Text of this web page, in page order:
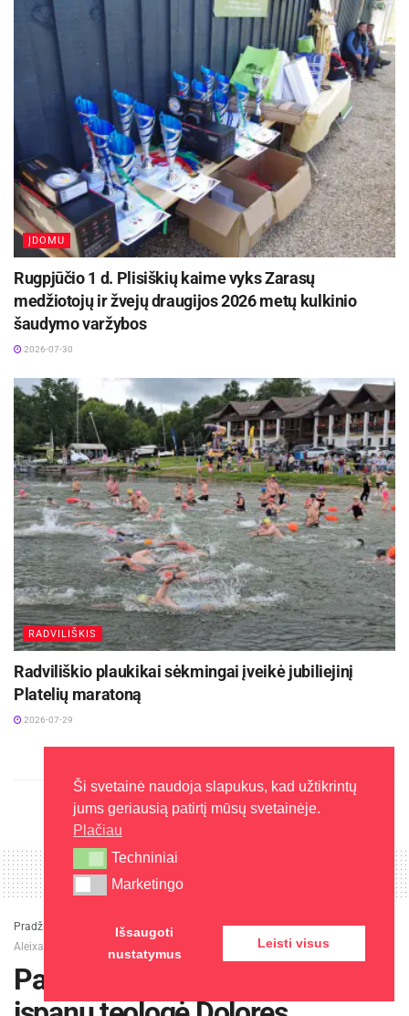
ĮDOMU
Rugpjūčio 1 d. Plisiškių kaime vyks Zarasų
medžiotojų ir žvejų draugijos 2026 metų kulkinio
šaudymo varžybos
2026-07-30
RADVILIŠKIS
Radviliškio plaukikai sėkmingai įveikė jubiliejinį
Platelių maratoną
2026-07-29
Pradžia
Panevėžyje lankysis garsi ispanų teologė Dolores
Aleixandre
Panevėžyje lankysis garsi
Ši svetainė naudoja slapukus, kad užtikrintų
jums geriausią patirtį mūsų svetainėje.
Plačiau
Techniniai
Techniniai
Marketingo
Marketingo
Išsaugoti
nustatymus
Leisti visus